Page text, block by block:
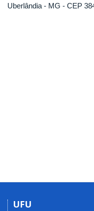
Uberlândia - MG - CEP
UFU